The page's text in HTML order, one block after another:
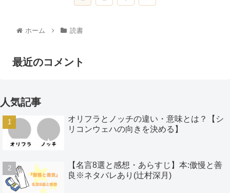
ホーム 読書
最近のコメント
人気記事
オリフラとノッチの違い・意味とは？【シ
リコンウェハの向きを決める】
【名言8選と感想・あらすじ】本:傲慢と善
良※ネタバレあり(辻村深月)